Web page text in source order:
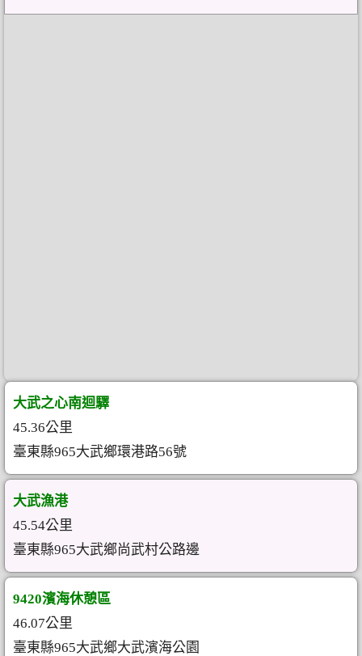
大武之心南迴驛
45.36公里
臺東縣965大武鄉環港路56號
大武漁港
45.54公里
臺東縣965大武鄉尚武村公路邊
9420濱海休憩區
46.07公里
臺東縣965大武鄉大武濱海公園